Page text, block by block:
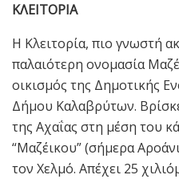
ΚΛΕΙΤΟΡΙΑ
Η Κλειτορία, πιο γνωστή
παλαιότερη ονομασία
οικισμός της Δημοτικής
Δήμου Καλαβρύτων.
της Αχαΐας στη μέση του
“Μαζέικου” (σήμερα
τον Χελμό. Απέχει 25